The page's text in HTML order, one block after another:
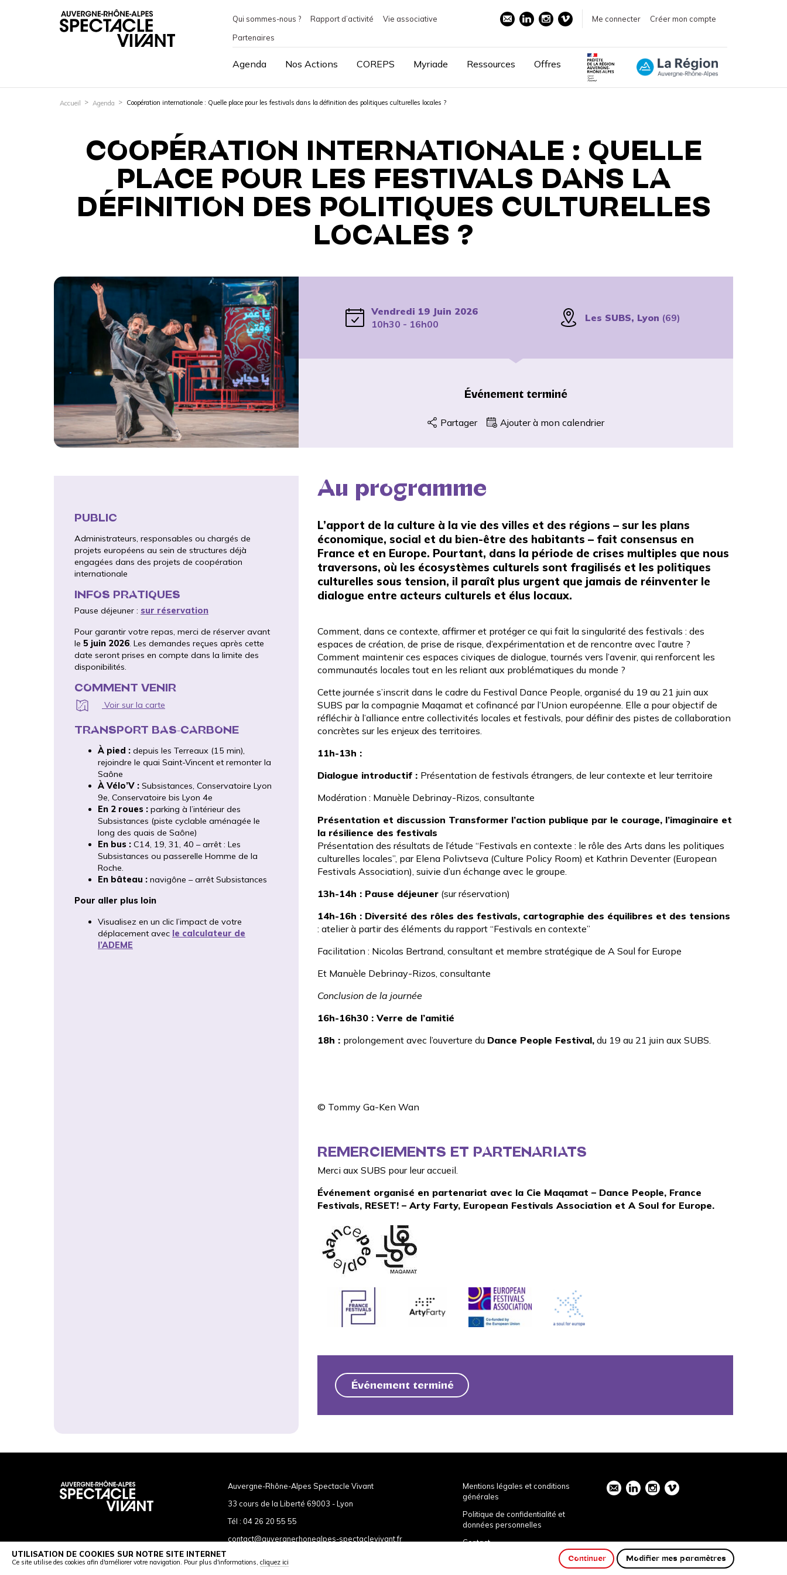
Qui sommes-nous ? Rapport d’activité
Vie associative
Partenaires
Me connecter Créer mon compte
Agenda Nos Actions COREPS Myriade Ressources Offres
Accueil Agenda Coopération internationale : Quelle place pour les festivals dans la définition des politiques culturelles locales ?
COOPÉRATION INTERNATIONALE : QUELLE
PLACE POUR LES FESTIVALS DANS LA
DÉFINITION DES POLITIQUES CULTURELLES
LOCALES ?
Vendredi 19 Juin 2026
10h30 - 16h00
Les SUBS, Lyon (69)
Événement terminé
Partager Ajouter à mon calendrier
PUBLIC
Administrateurs, responsables ou chargés de
projets européens au sein de structures déjà
engagées dans des projets de coopération
internationale
INFOS PRATIQUES
Pause déjeuner : sur réservation
Pour garantir votre repas, merci de réserver avant
le 5 juin 2026. Les demandes reçues après cette
date seront prises en compte dans la limite des
disponibilités.
COMMENT VENIR
Voir sur la carte
TRANSPORT BAS-CARBONE
À pied : depuis les Terreaux (15 min),
rejoindre le quai Saint-Vincent et remonter la
Saône
À Vélo’V : Subsistances, Conservatoire Lyon
9e, Conservatoire bis Lyon 4e
En 2 roues : parking à l’intérieur des
Subsistances (piste cyclable aménagée le
long des quais de Saône)
En bus : C14, 19, 31, 40 – arrêt : Les
Subsistances ou passerelle Homme de la
Roche.
En bâteau : navigône – arrêt Subsistances
Pour aller plus loin
Visualisez en un clic l’impact de votre
déplacement avec le calculateur de
l’ADEME
Au programme
L’apport de la culture à la vie des villes et des régions – sur les plans
économique, social et du bien-être des habitants – fait consensus en
France et en Europe. Pourtant, dans la période de crises multiples que nous
traversons, où les écosystèmes culturels sont fragilisés et les politiques
culturelles sous tension, il paraît plus urgent que jamais de réinventer le
dialogue entre acteurs culturels et élus locaux.
Comment, dans ce contexte, affirmer et protéger ce qui fait la singularité des festivals : des
espaces de création, de prise de risque, d’expérimentation et de rencontre avec l’autre ?
Comment maintenir ces espaces civiques de dialogue, tournés vers l’avenir, qui renforcent les
communautés locales tout en les reliant aux problématiques du monde ?
Cette journée s’inscrit dans le cadre du Festival Dance People, organisé du 19 au 21 juin aux
SUBS par la compagnie Maqamat et cofinancé par l’Union européenne. Elle a pour objectif de
réfléchir à l’alliance entre collectivités locales et festivals, pour définir des pistes de collaboration
concrètes sur les enjeux des territoires.
11h-13h :
Dialogue introductif : Présentation de festivals étrangers, de leur contexte et leur territoire
Modération : Manuèle Debrinay-Rizos, consultante
Présentation et discussion Transformer l’action publique par le courage, l’imaginaire et
la résilience des festivals
Présentation des résultats de l’étude “Festivals en contexte : le rôle des Arts dans les politiques
culturelles locales”, par Elena Polivtseva (Culture Policy Room) et Kathrin Deventer (European
Festivals Association), suivie d’un échange avec le groupe.
13h-14h : Pause déjeuner (sur réservation)
14h-16h : Diversité des rôles des festivals, cartographie des équilibres et des tensions
: atelier à partir des éléments du rapport “Festivals en contexte”
Facilitation : Nicolas Bertrand, consultant et membre stratégique de A Soul for Europe
Et Manuèle Debrinay-Rizos, consultante
Conclusion de la journée
16h-16h30 : Verre de l’amitié
18h : prolongement avec l’ouverture du Dance People Festival,du 19 au 21 juin aux SUBS.
© Tommy Ga-Ken Wan
REMERCIEMENTS ET PARTENARIATS
Merci aux SUBS pour leur accueil.
Événement organisé en partenariat avec la Cie Maqamat – Dance People, France
Festivals, RESET! – Arty Farty, European Festivals Association et A Soul for Europe.
Événement terminé
Auvergne-Rhône-Alpes Spectacle Vivant
33 cours de la Liberté 69003 - Lyon
Tél : 04 26 20 55 55
contact@auvergnerhonealpes-spectaclevivant.fr
Mentions légales et conditions
générales
Politique de confidentialité et
données personnelles
Contact
UTILISATION DE COOKIES SUR NOTRE SITE INTERNET
Ce site utilise des cookies afin d'améliorer votre navigation. Pour plus d'informations, cliquez ici Continuer Modifier mes paramètres